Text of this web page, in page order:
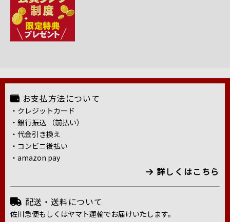
お支払方法について
・クレジットカード
・銀行振込 （前払い）
・代金引き換え
・コンビニ後払い
・amazon pay
詳しくはこちら
配送・送料について
佐川急便もしくはヤマト運輸でお届けいたします。